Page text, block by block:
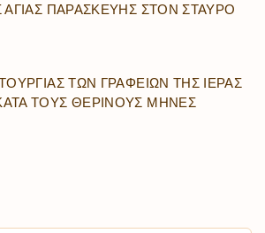
ΠΑΡΑΣΚΕΥΗΣ ΣΤΟΝ ΣΤΑΥΡΟ
ΤΩΝ ΓΡΑΦΕΙΩΝ ΤΗΣ ΙΕΡΑΣ
ΤΟΥΣ ΘΕΡΙΝΟΥΣ ΜΗΝΕΣ